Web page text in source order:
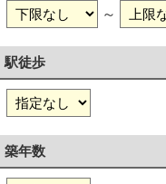
～
駅徒歩
築年数